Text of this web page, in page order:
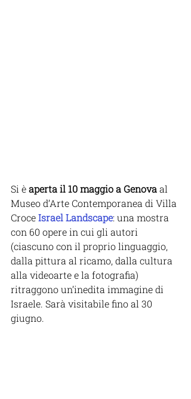
Si è aperta il 10 maggio a Genova al
Museo d’Arte Contemporanea di Villa
Croce Israel Landscape: una mostra
con 60 opere in cui gli autori
(ciascuno con il proprio linguaggio,
dalla pittura al ricamo, dalla cultura
alla videoarte e la fotografia)
ritraggono un’inedita immagine di
Israele. Sarà visitabile fino al 30
giugno.